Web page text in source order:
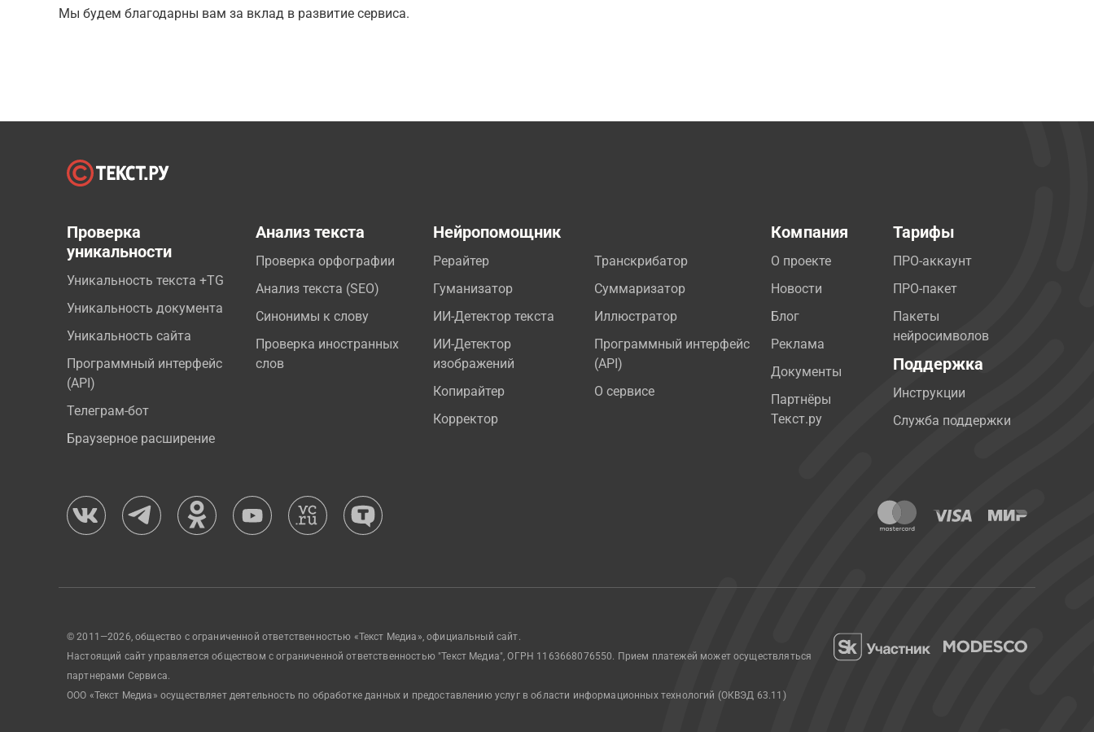
Мы будем благодарны вам за вклад в развитие сервиса.
Проверка
уникальности
Уникальность текста +TG
Уникальность документа
Уникальность сайта
Программный интерфейс
(API)
Телеграм-бот
Браузерное расширение
Анализ текста
Проверка орфографии
Анализ текста (SEO)
Синонимы к слову
Проверка иностранных
слов
Нейропомощник
Рерайтер
Гуманизатор
ИИ-Детектор текста
ИИ-Детектор
изображений
Копирайтер
Корректор
Транскрибатор
Суммаризатор
Иллюстратор
Программный интерфейс
(API)
О сервисе
Компания
О проекте
Новости
Блог
Реклама
Документы
Партнёры
Текст.ру
Тарифы
ПРО-аккаунт
ПРО-пакет
Пакеты
нейросимволов
Поддержка
Инструкции
Служба поддержки
© 2011—2026, общество с ограниченной ответственностью «Текст Медиа», официальный сайт.
Настоящий сайт управляется обществом с ограниченной ответственностью "Текст Медиа", ОГРН 1163668076550. Прием платежей может осуществляться
партнерами Сервиса.
ООО «Текст Медиа» осуществляет деятельность по обработке данных и предоставлению услуг в области информационных технологий (ОКВЭД 63.11)